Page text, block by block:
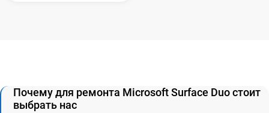
Почему для ремонта Microsoft Surface Duo стоит
выбрать нас